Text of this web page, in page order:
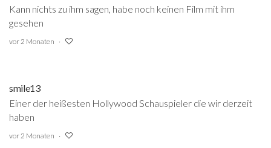
Kann nichts zu ihm sagen, habe noch keinen Film mit ihm
gesehen
vor 2 Monaten
smile13
Einer der heißesten Hollywood Schauspieler die wir derzeit
haben
vor 2 Monaten